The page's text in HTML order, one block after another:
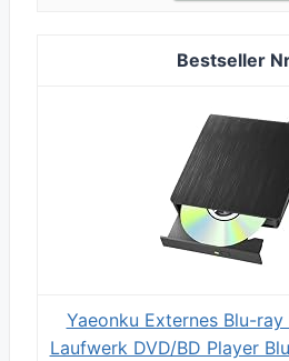
Yaeonku Externes Blu-
Laufwerk DVD/BD Player